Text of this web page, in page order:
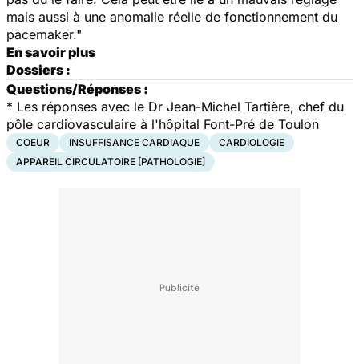
mais aussi à une anomalie réelle de fonctionnement du
pacemaker."
En savoir plus
Dossiers :
Questions/Réponses :
* Les réponses avec le Dr Jean-Michel Tartière, chef du
pôle cardiovasculaire à l'hôpital Font-Pré de Toulon
COEUR INSUFFISANCE CARDIAQUE
CARDIOLOGIE
APPAREIL CIRCULATOIRE [PATHOLOGIE]